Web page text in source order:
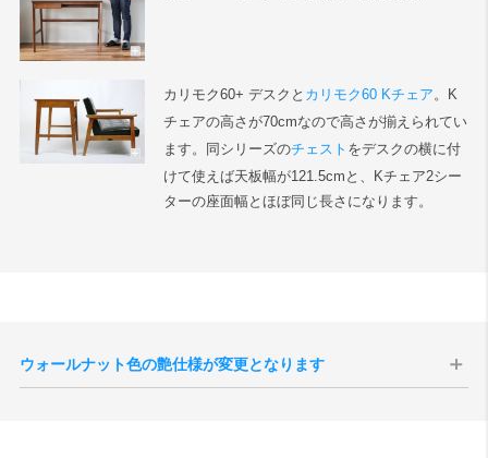
カリモク60+ デスクと カリモク60 Kチェア。K
チェアの高さが70cmなので高さが揃えられてい
ます。同シリーズのチェスト をデスクの横に付
けて使えば天板幅が121.5cmと、Kチェア2シー
ターの座面幅とほぼ同じ長さになります。
ウォールナット色の艶仕様が変更となります